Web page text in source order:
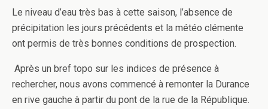
Le niveau d’eau très bas à cette saison, l’absence de
précipitation les jours précédents et la météo clémente
ont permis de très bonnes conditions de prospection.
Après un bref topo sur les indices de présence à
rechercher, nous avons commencé à remonter la Durance
en rive gauche à partir du pont de la rue de la République.